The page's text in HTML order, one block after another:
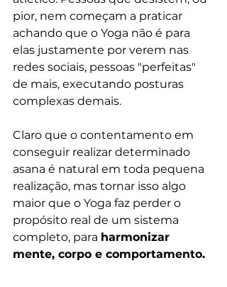
pior, nem começam a praticar
achando que o Yoga não é para
elas justamente por verem nas
redes sociais, pessoas "perfeitas"
de mais, executando posturas
complexas demais.
Claro que o contentamento em
conseguir realizar determinado
asana é natural em toda pequena
realização, mas tornar isso algo
maior que o Yoga faz perder o
propósito real de um sistema
completo, para harmonizar
mente, corpo e comportamento.